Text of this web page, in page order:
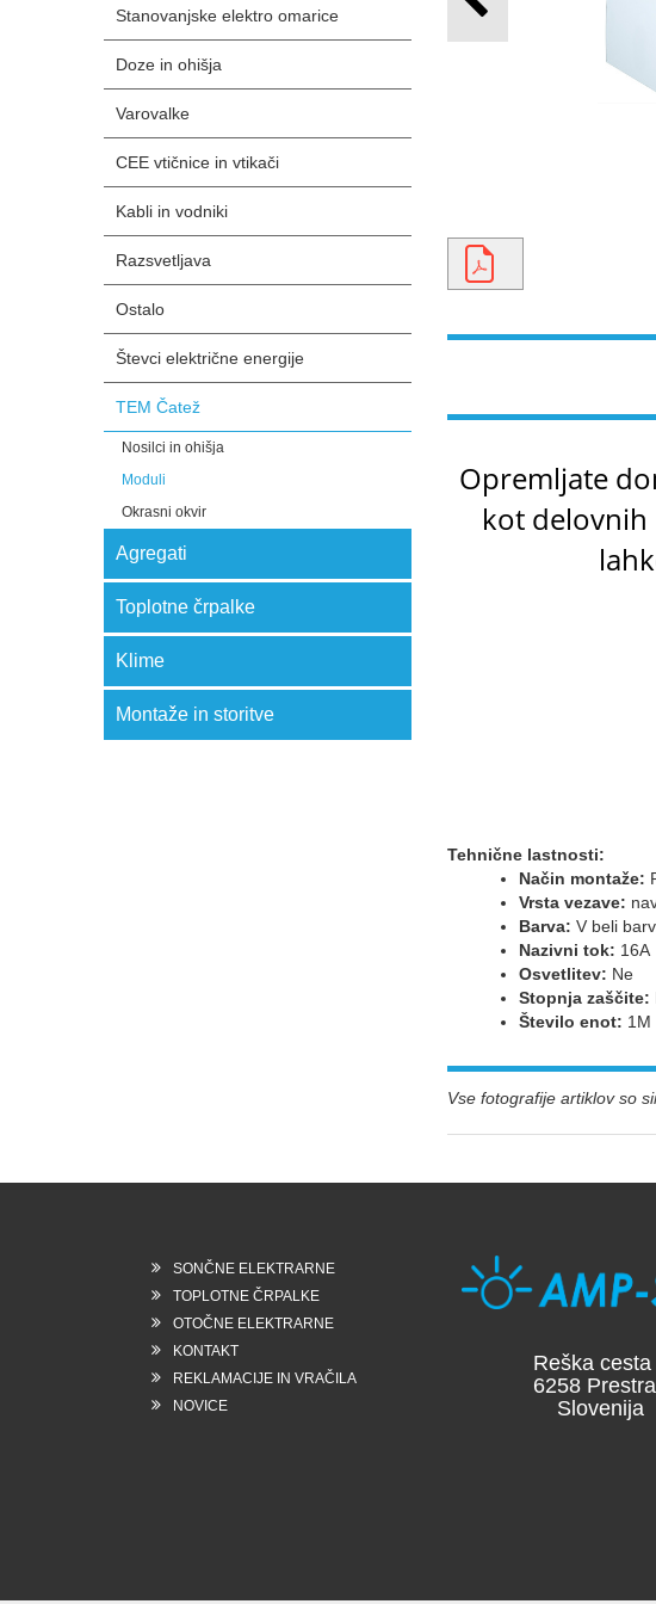
Stanovanjske elektro omarice
Doze in ohišja
Varovalke
CEE vtičnice in vtikači
Kabli in vodniki
Razsvetljava
Ostalo
Števci električne energije
TEM Čatež
Nosilci in ohišja
Moduli
Okrasni okvir
Agregati
Toplotne črpalke
Klime
Montaže in storitve
Opremljate
kot delovnih
Tehnične lastnosti:
Način montaže:
Vrsta vezave:
Barva: V beli
Nazivni tok: 16A
Osvetlitev: Ne
Stopnja zaščite:
Število enot: 1M
Vse fotografije artiklov so
SONČNE ELEKTRARNE
TOPLOTNE ČRPALKE
OTOČNE ELEKTRARNE
KONTAKT
REKLAMACIJE IN VRAČILA
NOVICE
Reška cesta
6258
Slovenija